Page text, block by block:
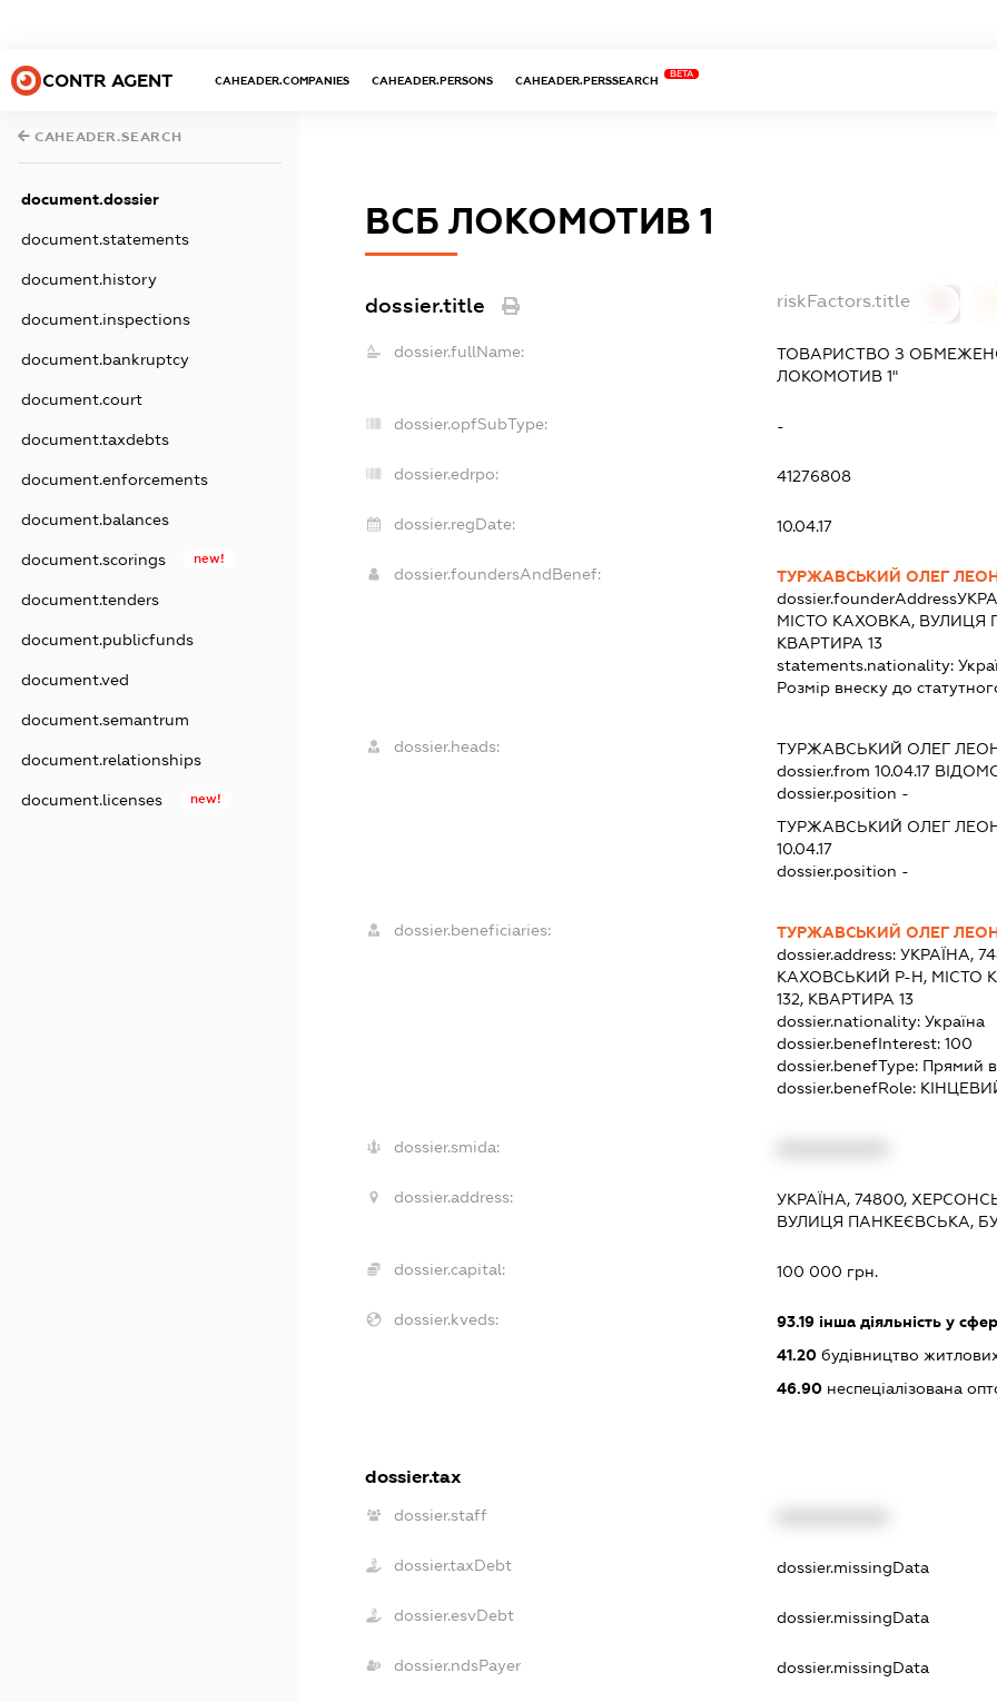
CONTR AGENT CAHEADER.COMPANIES CAHEADER.PERSONS CAHEADER.PERSSEARCH
BETA
CAHEADER.SEARCH
document.dossier
document.statements
document.history
document.inspections
document.bankruptcy
document.court
document.taxdebts
document.enforcements
document.balances
document.scorings new!
document.tenders
document.publicfunds
document.ved
document.semantrum
document.relationships
document.licenses new!
ВСБ ЛОКОМОТИВ 1
dossier.title riskFactors.title
dossier.fullName:
ТОВАРИСТВО З
ЛОКОМОТИВ 1"
dossier.opfSubType: -
dossier.edrpo: 41276808
dossier.regDate: 10.04.17
dossier.foundersAndBenef:
ТУРЖАВСЬКИЙ ОЛЕГ
dossier.founderAddress
МІСТО КАХОВКА, ВУЛИЦЯ
КВАРТИРА 13
statements.nationality:
Розмір внеску до
dossier.heads: ТУРЖАВСЬКИЙ ОЛЕГ
dossier.from 10.04.17
dossier.position -
ТУРЖАВСЬКИЙ ОЛЕГ
10.04.17
dossier.position -
dossier.beneficiaries:
ТУРЖАВСЬКИЙ ОЛЕГ
dossier.address:УКРАЇНА,
КАХОВСЬКИЙ Р-Н, МІСТО
132, КВАРТИРА 13
dossier.nationality:Україна
dossier.benefInterest:100
dossier.benefType: Прямий
dossier.benefRole:
dossier.smida:
dossier.address:
УКРАЇНА, 74800,
ВУЛИЦЯ ПАНКЕЄВСЬКА,
dossier.capital: 100 000 грн.
dossier.kveds: 93.19 інша діяльність у
41.20 будівництво
46.90 неспеціалізована
dossier.tax
dossier.staff
dossier.taxDebt dossier.missingData
dossier.esvDebt dossier.missingData
dossier.ndsPayer dossier.missingData